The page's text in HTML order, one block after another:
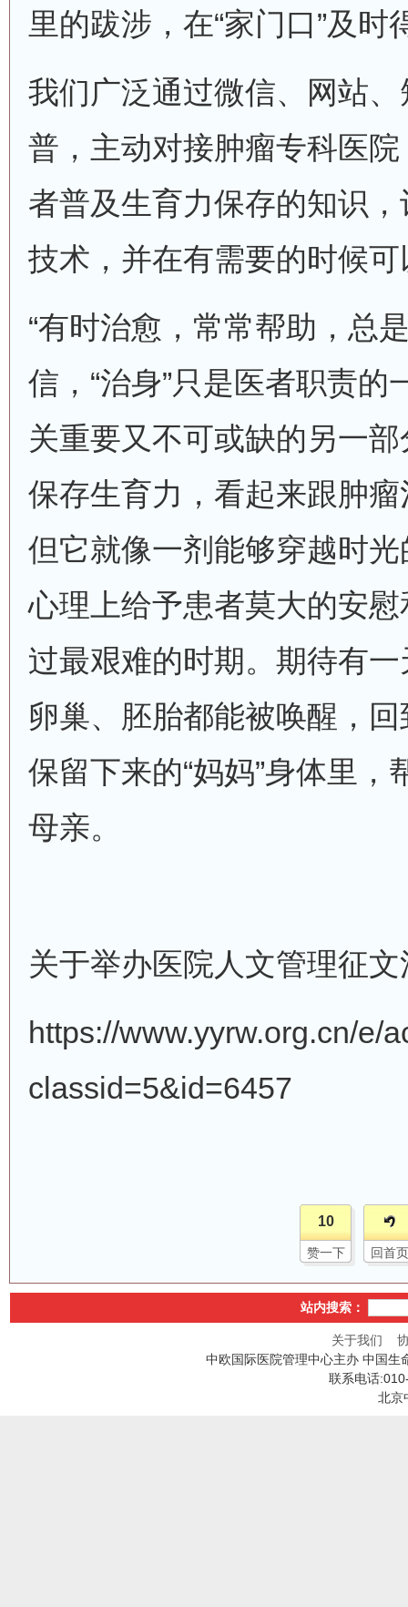
里的跋涉，在“家门口”及时
我们广泛通过微信、网站
普，主动对接肿瘤专科医
者普及生育力保存的知识
技术，并在有需要的时候
“有时治愈，常常帮助，总
信，“治身”只是医者职责的
关重要又不可或缺的另一
保存生育力，看起来跟肿
但它就像一剂能够穿越时光
心理上给予患者莫大的安
过最艰难的时期。期待有
卵巢、胚胎都能被唤醒，
保留下来的“妈妈”身体里，
母亲。
关于举办医院人文管理征
https://www.yyrw.org.cn/e/
classid=5&id=6457
10
赞一下 回首页
站内搜索：
关于我们
中欧国际医院管理中心主办 中国生
联系电话
北京